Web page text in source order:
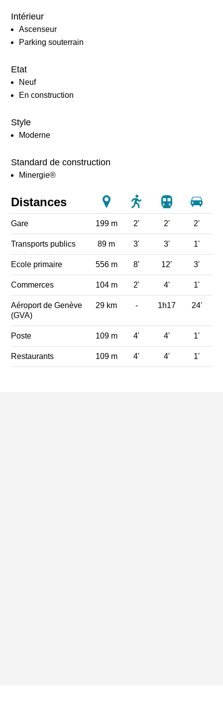
Intérieur
Ascenseur
Parking souterrain
Etat
Neuf
En construction
Style
Moderne
Standard de construction
Minergie®
Distances
Gare 199 m 2' 2' 2'
Transports publics 89 m 3' 3' 1'
Ecole primaire 556 m 8' 12' 3'
Commerces 104 m 2' 4' 1'
Aéroport de Genève
(GVA)
29 km - 1h17 24'
Poste 109 m 4' 4' 1'
Restaurants 109 m 4' 4' 1'